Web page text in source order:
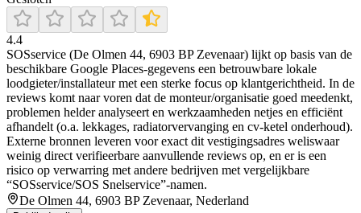
4.4
SOSservice (De Olmen 44, 6903 BP Zevenaar) lijkt op basis van de
beschikbare Google Places-gegevens een betrouwbare lokale
loodgieter/installateur met een sterke focus op klantgerichtheid. In de
reviews komt naar voren dat de monteur/organisatie goed meedenkt,
problemen helder analyseert en werkzaamheden netjes en efficiënt
afhandelt (o.a. lekkages, radiatorvervanging en cv-ketel onderhoud).
Externe bronnen leveren voor exact dit vestigingsadres weliswaar
weinig direct verifieerbare aanvullende reviews op, en er is een
risico op verwarring met andere bedrijven met vergelijkbare
“SOSservice/SOS Snelservice”-namen.
De Olmen 44, 6903 BP Zevenaar, Nederland